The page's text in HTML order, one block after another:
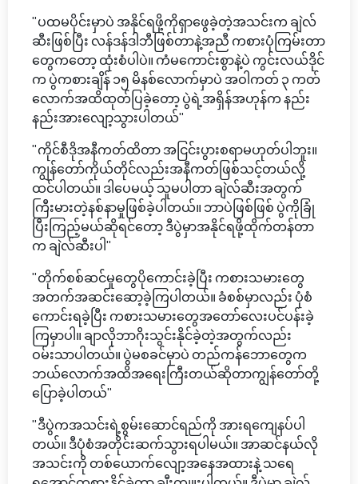
"ပထမပိုင်းမှာပဲ အနိုင်ရဖို့ကိုရှာဖွေခဲ့တဲ့အသင်းက ချဲလ်
ဆီးဖြစ်ပြီး လန်ဒန်ဒါဘီဖြစ်တာနဲ့အညီ ကစားပုံကြမ်းတာ
တွေကတော့ ထုံးစံပါပဲ။ ကံမကောင်းစွာနဲ့ပဲ ကွင်းလယ်ဒိုင်
က ပွဲကစားချိန် ၁၅ မိနစ်လောက်မှာပဲ အဝါကတ် ၃ ကတ်
လောက်အထိထုတ်ပြခဲ့တော့ ပွဲရဲ့အရှိန်အဟုန်က နည်း
နည်းအားလျော့သွားပါတယ်"
"ကိုင်စီဒိုအနီကတ်ထိတာ အငြင်းပွားစရာမဟုတ်ပါဘူး။
ကျွန်တော်ကိုယ်တိုင်လည်းအနီကတ်ဖြစ်သင့်တယ်လို့
ထင်ပါတယ်။ ဒါပေမယ့် သူမပါတာ ချဲလ်ဆီးအတွက်
ကြီးမားတဲ့နစ်နာမှုဖြစ်ခဲ့ပါတယ်။ ဘာပဲဖြစ်ဖြစ် ပွဲကိုခြုံ
ပြီးကြည့်မယ်ဆိုရင်တော့ ဒီပွဲမှာအနိုင်ရဖို့ထိုက်တန်တာ
က ချဲလ်ဆီးပါ"
"တိုက်စစ်ဆင်မှုတွေပိုကောင်းခဲ့ပြီး ကစားသမားတွေ
အတက်အဆင်းဆော့ခဲ့ကြပါတယ်။ ခံစစ်မှာလည်း ပုံစံ
ကောင်းရခဲ့ပြီး ကစားသမားတွေအတော်လေးပင်ပန်းခဲ့
ကြမှာပါ။ ချာလိုဘာဂိုးသွင်းနိုင်ခဲ့တဲ့အတွက်လည်း
ဝမ်းသာပါတယ်။ ပွဲမစခင်မှာပဲ တည်ကန်ဘောတွေက
ဘယ်လောက်အထိအရေးကြီးတယ်ဆိုတာကျွန်တော်တို့
ပြောခဲ့ပါတယ်"
"ဒီပွဲကအသင်းရဲ့စွမ်းဆောင်ရည်ကို အားရကျေနပ်ပါ
တယ်။ ဒီပုံစံအတိုင်းဆက်သွားရပါမယ်။ အာဆင်နယ်လို
အသင်းကို တစ်ယောက်လျော့အနေအထားနဲ့ သရေ